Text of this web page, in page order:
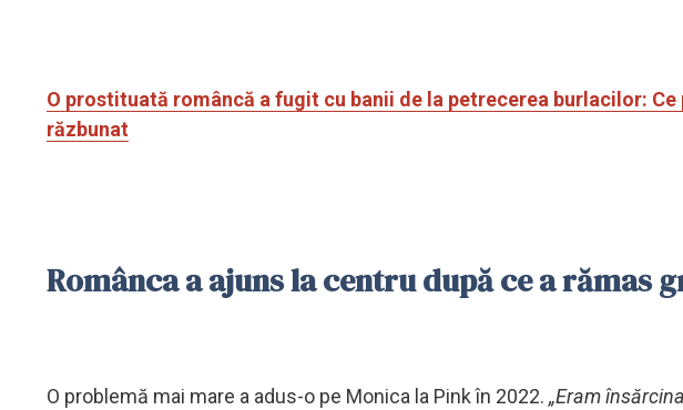
O prostituată româncă a fugit cu banii de la petrecerea burlacilor:
răzbunat
Românca a ajuns la centru după ce a rămas
O problemă mai mare a adus-o pe Monica la Pink în 2022. „Eram